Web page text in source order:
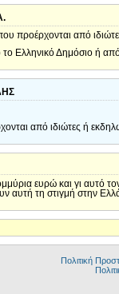
προέρχονται από
Ελληνικό Δημόσιο ή
από ιδιώτες ή
ευρώ και γι αυτό
αυτή τη στιγμή στην
Πολιτική